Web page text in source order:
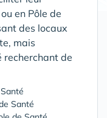
en Pôle de
des locaux
mais
recherchant de
Santé